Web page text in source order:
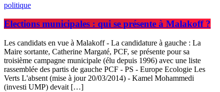
politique
Elections municipales : qui se présente à Malakoff ?
Les candidats en vue à Malakoff - La candidature à gauche : La
Maire sortante, Catherine Margaté, PCF, se présente pour sa
troisième campagne municipale (élu depuis 1996) avec une liste
rassemblée des partis de gauche PCF - PS - Europe Ecologie Les
Verts L'absent (mise à jour 20/03/2014) - Kamel Mohammedi
(investi UMP) devait […]